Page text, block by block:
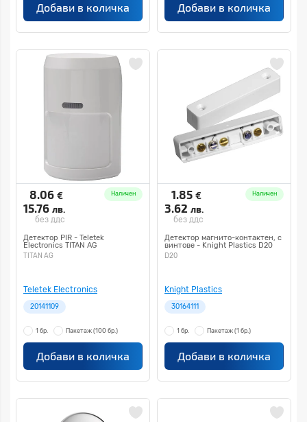
Добави в количка Добави в количка
8.06 €
15.76 лв.
без ддс
Наличен
Детектор PIR - Teletek
Electronics TITAN AG
TITAN AG
Teletek Electronics
20141109
1 бр. Пакетаж (100 бр.)
Добави в количка
1.85 €
3.62 лв.
без ддс
Наличен
Детектор магнито-контактен, с
винтове - Knight Plastics D20
D20
Knight Plastics
30164111
1 бр. Пакетаж (1 бр.)
Добави в количка